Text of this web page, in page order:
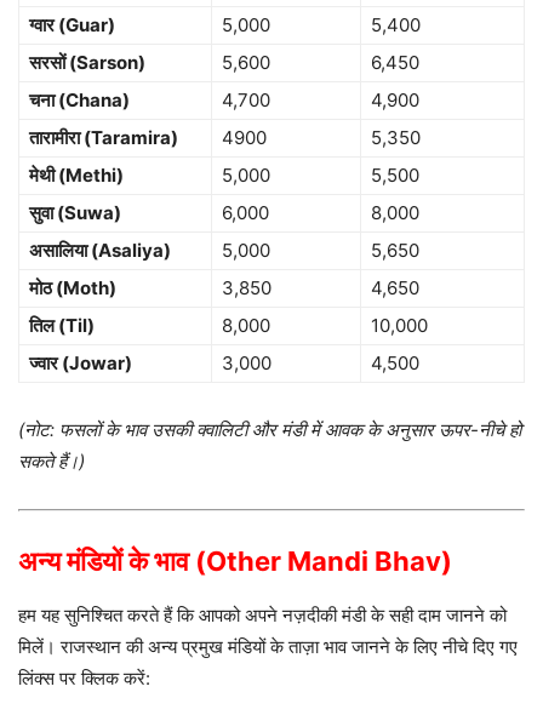
ग्वार (Guar) 5,000
5,400
सरसों (Sarson)
5,600
6,450
चना (Chana)
4,700
4,900
तारामीरा (Taramira)
4900
5,350
मेथी (Methi)
5,000
5,500
सुवा (Suwa)
6,000
8,000
असालिया (Asaliya)
5,000
5,650
मोठ (Moth)
3,850
4,650
तिल (Til)
8,000
10,000
ज्वार (Jowar)
3,000 4,500
(नोट: फसलों के भाव उसकी क्वालिटी और मंडी में आवक के अनुसार ऊपर-नीचे हो
सकते हैं।)
अन्य मंडियों के भाव (Other Mandi Bhav)
हम यह सुनिश्चित करते हैं कि आपको अपने नज़दीकी मंडी के सही दाम जानने को
मिलें। राजस्थान की अन्य प्रमुख मंडियों के ताज़ा भाव जानने के लिए नीचे दिए गए
लिंक्स पर क्लिक करें: